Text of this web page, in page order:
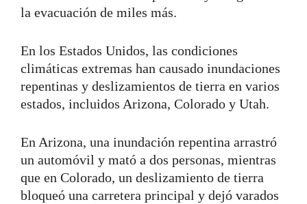
la evacuación de miles más.
En los Estados Unidos, las condiciones
climáticas extremas han causado inundaciones
repentinas y deslizamientos de tierra en varios
estados, incluidos Arizona, Colorado y Utah.
En Arizona, una inundación repentina arrastró
un automóvil y mató a dos personas, mientras
que en Colorado, un deslizamiento de tierra
bloqueó una carretera principal y dejó varados